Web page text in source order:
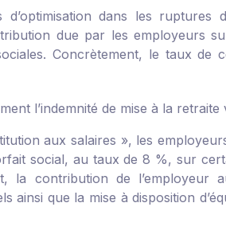
dans les
due par les employeurs
Concrètement, le taux de
l’indemnité de mise à la retraite
aux salaires », les
social, au taux de 8 %, sur
la contribution de l’employeur
ainsi que la mise à disposition